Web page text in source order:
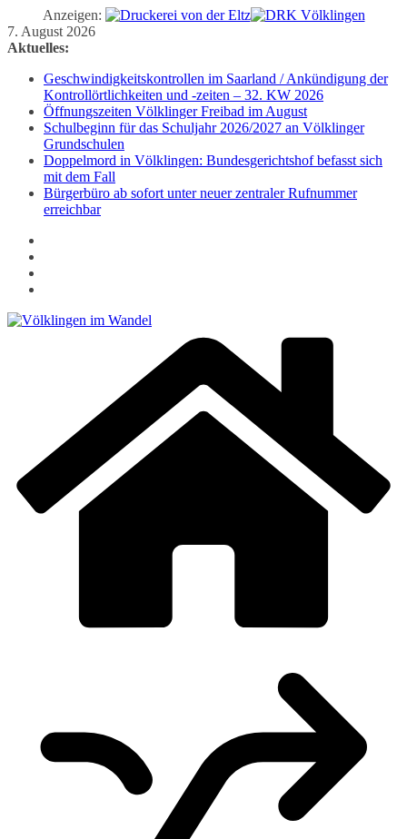
Anzeigen:
Zum
Inhalt
7. August 2026
Aktuelles:
Geschwindigkeitskontrollen im Saarland / Ankündigung der
Kontrollörtlichkeiten und -zeiten – 32. KW 2026
Öffnungszeiten Völklinger Freibad im August
Schulbeginn für das Schuljahr 2026/2027 an Völklinger
Grundschulen
Doppelmord in Völklingen: Bundesgerichtshof befasst sich
mit dem Fall
Bürgerbüro ab sofort unter neuer zentraler Rufnummer
erreichbar